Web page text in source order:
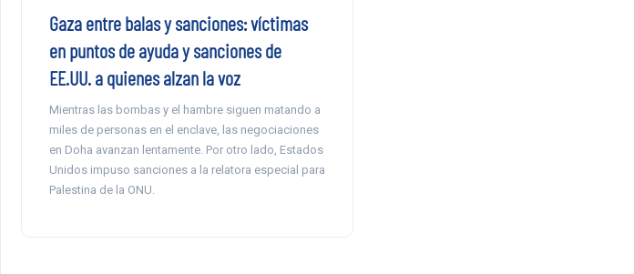
Gaza entre balas y sanciones: víctimas
en puntos de ayuda y sanciones de
EE.UU. a quienes alzan la voz
Mientras las bombas y el hambre siguen matando a
miles de personas en el enclave, las negociaciones
en Doha avanzan lentamente. Por otro lado, Estados
Unidos impuso sanciones a la relatora especial para
Palestina de la ONU.